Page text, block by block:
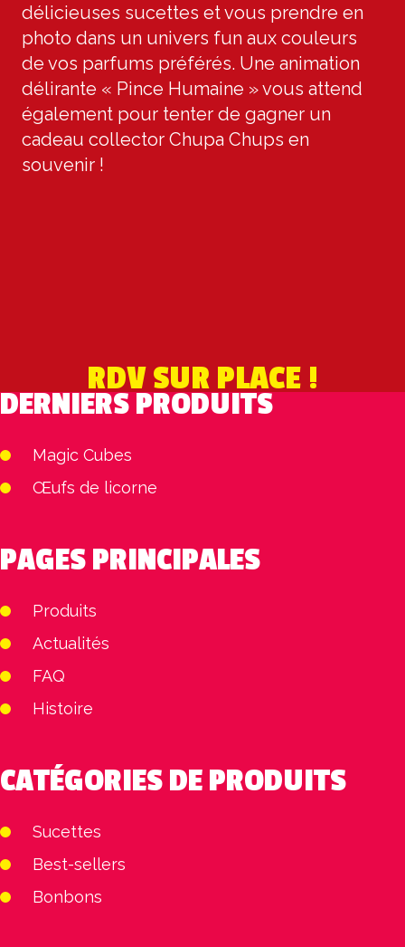
délicieuses sucettes et vous prendre en
photo dans un univers fun aux couleurs
de vos parfums préférés. Une animation
délirante « Pince Humaine » vous attend
également pour tenter de gagner un
cadeau collector Chupa Chups en
souvenir !
RDV SUR PLACE !
DERNIERS PRODUITS
Magic Cubes
Œufs de licorne
PAGES PRINCIPALES
Produits
Actualités
FAQ
Histoire
CATÉGORIES DE PRODUITS
Sucettes
Best-sellers
Bonbons